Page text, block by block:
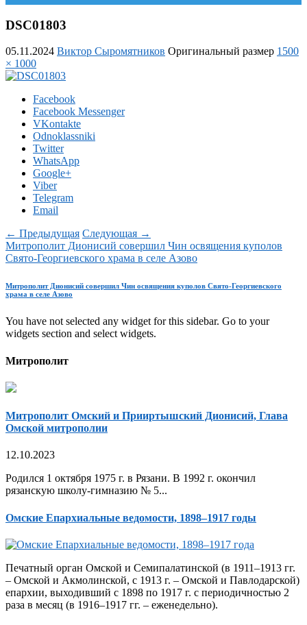
DSC01803
05.11.2024 Виктор Сыромятников Оригинальный размер 1500
× 1000
Facebook
Facebook Messenger
VKontakte
Odnoklassniki
Twitter
WhatsApp
Google+
Viber
Telegram
Email
← Предыдущая Следующая →
Митрополит Дионисий совершил Чин освящения куполов
Свято-Георгиевского храма в селе Азово
Митрополит Дионисий совершил Чин освящения куполов Свято-Георгиевского
храма в селе Азово
You have not selected any widget for this sidebar. Go to your
widgets section and select widgets.
Митрополит
Митрополит Омский и Прииртышский Дионисий, Глава
Омской митрополии
12.10.2023
Родился 1 октября 1975 г. в Рязани. В 1992 г. окончил
рязанскую школу-гимназию № 5...
Омские Епархиальные ведомости, 1898–1917 годы
Печатный орган Омской и Семипалатинской (в 1911–1913 гг.
– Омской и Акмолинской, с 1913 г. – Омской и Павлодарской)
епархии, выходивший с 1898 по 1917 г. с периодичностью 2
раза в месяц (в 1916–1917 гг. – еженедельно).